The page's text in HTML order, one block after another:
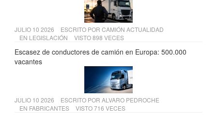
JULIO 10 2026 ESCRITO POR CAMIÓN ACTUALIDAD
EN LEGISLACIÓN VISTO 898 VECES
Escasez de conductores de camión en Europa: 500.000
vacantes
JULIO 10 2026 ESCRITO POR ALVARO PEDROCHE
EN FABRICANTES VISTO 716 VECES